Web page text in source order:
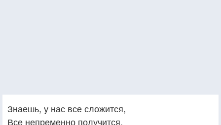
Знаешь, у нас все сложится,
Все непременно получится.